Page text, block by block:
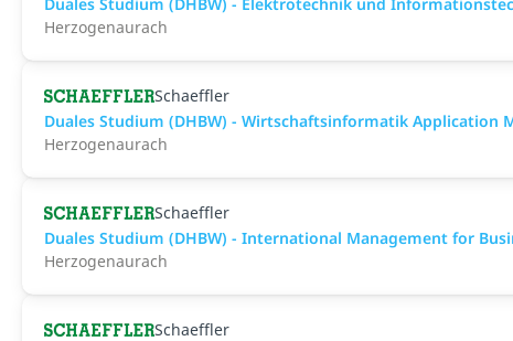
Herzogenaurach
Schaeffler
Duales Studium (DHBW) - Wirtschaftsinformatik Application
Herzogenaurach
Schaeffler
Duales Studium (DHBW) - International Management for
Herzogenaurach
Schaeffler